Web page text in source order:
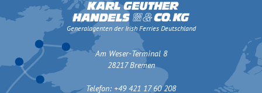
Generalagenten der Irish Ferries Deutschland
Am Weser-Terminal 8
28217 Bremen
Telefon: +49 421 17 60 208